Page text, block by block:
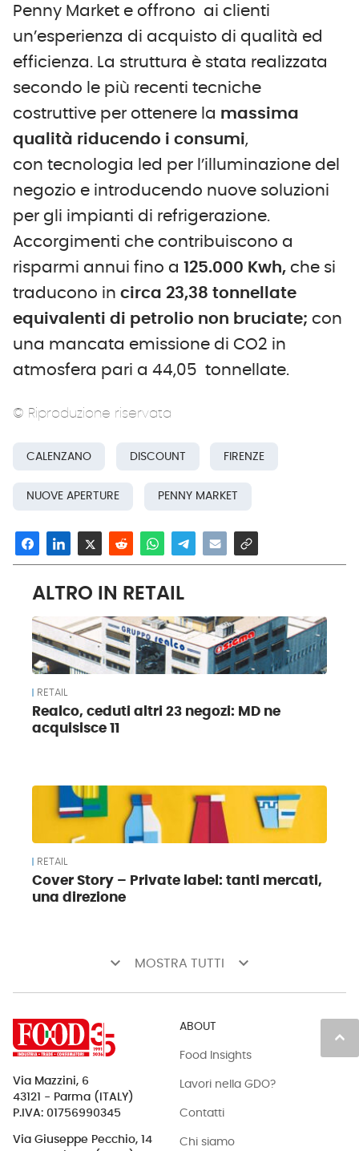
Penny Market e offrono ai clienti
un’esperienza di acquisto di qualità ed
efficienza. La struttura è stata realizzata
secondo le più recenti tecniche
costruttive per ottenere la massima
qualità riducendo i consumi,
con tecnologia led per l’illuminazione del
negozio e introducendo nuove soluzioni
per gli impianti di refrigerazione.
Accorgimenti che contribuiscono a
risparmi annui fino a 125.000 Kwh, che si
traducono in circa 23,38 tonnellate
equivalenti di petrolio non bruciate; con
una mancata emissione di CO2 in
atmosfera pari a 44,05 tonnellate.
© Riproduzione riservata
CALENZANO DISCOUNT FIRENZE
NUOVE APERTURE PENNY MARKET
ALTRO IN RETAIL
RETAIL
Realco, ceduti altri 23 negozi: MD ne
acquisisce 11
RETAIL
Cover Story – Private label: tanti mercati,
una direzione
keyboard_arrow_down MOSTRA TUTTI keyboard_arrow_down
keyboard_arrow_up
Via Mazzini, 6
43121 - Parma (ITALY)
P.IVA: 01756990345
Via Giuseppe Pecchio, 14
ABOUT
Food Insights
Lavori nella GDO?
Contatti
Chi siamo